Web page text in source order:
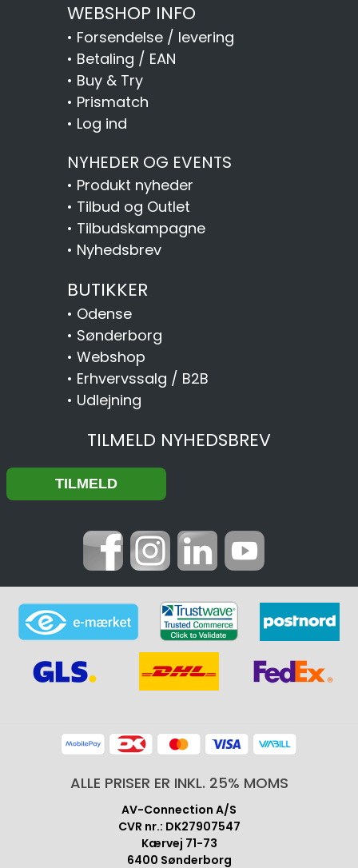
WEBSHOP INFO
• Forsendelse / levering
• Betaling / EAN
• Buy & Try
• Prismatch
• Log ind
NYHEDER OG EVENTS
• Produkt nyheder
• Tilbud og Outlet
• Tilbudskampagne
• Nyhedsbrev
BUTIKKER
• Odense
• Sønderborg
• Webshop
• Erhvervssalg / B2B
• Udlejning
TILMELD NYHEDSBREV
ALLE PRISER ER INKL. 25% MOMS
AV-Connection A/S
CVR nr.: DK27907547
Kærvej 71-73
6400 Sønderborg